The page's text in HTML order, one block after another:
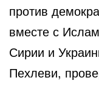
против
вместе с
Сирии и
Пехлеви,